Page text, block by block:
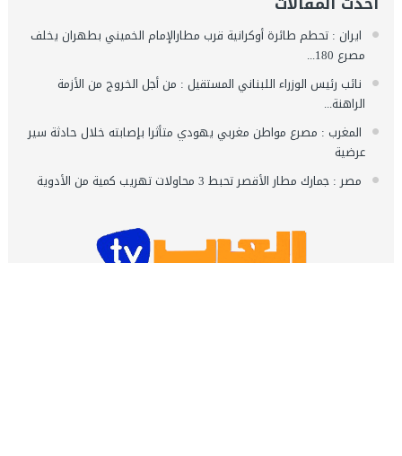
ايران : تحطم طائرة أوكرانية قرب مطارالإمام الخميني بطهران يخلف
مصرع 180...
نائب رئيس الوزراء اللبناني المستقيل : من أجل الخروج من الأزمة
الراهنة...
المغرب : مصرع مواطن مغربي يهودي متأثرا بإصابته خلال حادثة سير
عرضية
مصر : جمارك مطار الأقصر تحبط 3 محاولات تهريب كمية من الأدوية